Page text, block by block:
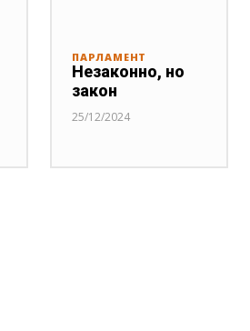
ПАРЛАМЕНТ
Незаконно, но
закон
25/12/2024